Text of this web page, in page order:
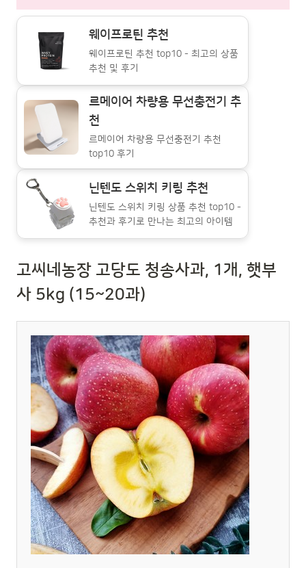
웨이프로틴 추천
웨이프로틴 추천 top10 - 최고의 상품
추천 및 후기
르메이어 차량용 무선충전기 추
천
르메이어 차량용 무선충전기 추천
top10 후기
닌텐도 스위치 키링 추천
닌텐도 스위치 키링 상품 추천 top10 -
추천과 후기로 만나는 최고의 아이템
고씨네농장 고당도 청송사과, 1개, 햇부
사 5kg (15~20과)